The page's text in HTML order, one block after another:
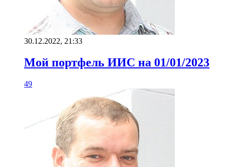
30.12.2022, 21:33
Мой портфель ИИС на 01/01/2023
49